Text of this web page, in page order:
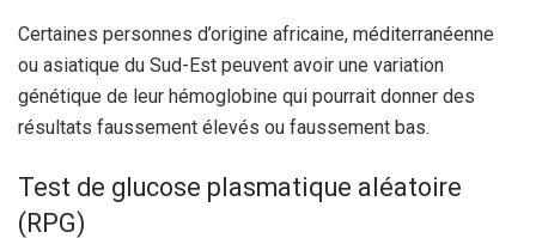
Certaines personnes d’origine africaine, méditerranéenne
ou asiatique du Sud-Est peuvent avoir une variation
génétique de leur hémoglobine qui pourrait donner des
résultats faussement élevés ou faussement bas.
Test de glucose plasmatique aléatoire
(RPG)